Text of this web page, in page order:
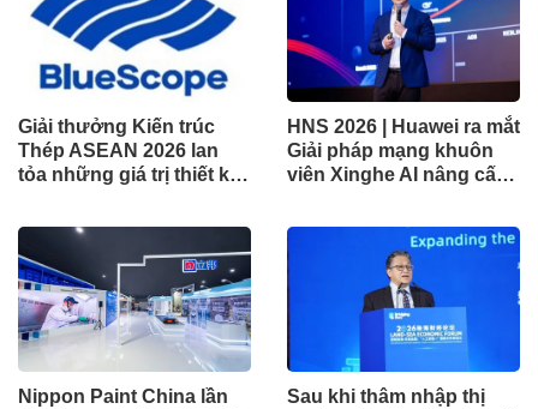
Giải thưởng Kiến trúc
Thép ASEAN 2026 lan
tỏa những giá trị thiết kế
vực
HNS 2026 | Huawei ra mắt
Giải pháp mạng khuôn
viên Xinghe AI nâng cấp
Nippon Paint China lần
Sau khi thâm nhập thị